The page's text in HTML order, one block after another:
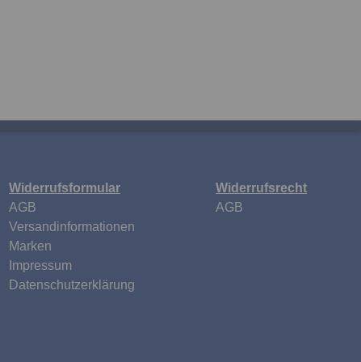
Widerrufsformular
AGB
Versandinformationen
Marken
Impressum
Datenschutzerklärung
Widerrufsrecht
AGB